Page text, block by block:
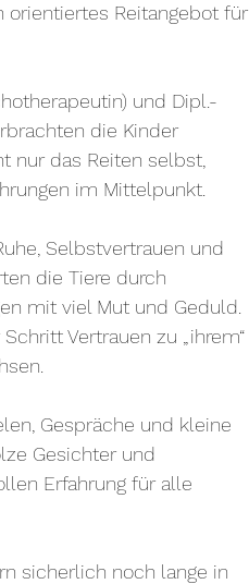
Reitangebot für
und Dipl.-
die Kinder
nur das Reiten selbst,
im Mittelpunkt.
Selbstvertrauen und
die Tiere durch
mit viel Mut und Geduld.
Vertrauen zu „ihrem“
Gespräche und kleine
Gesichter und
Erfahrung für alle
sicherlich noch lange in